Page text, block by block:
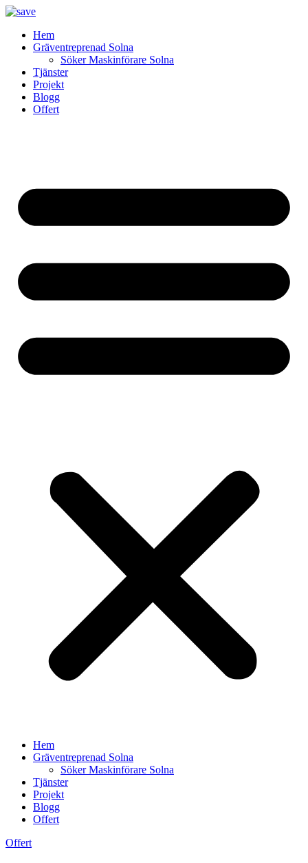
Skip
contentHem
Gräventreprenad Solna
Söker Maskinförare Solna
Tjänster
Projekt
Blogg
Offert
Hem
Gräventreprenad Solna
Söker Maskinförare Solna
Tjänster
Projekt
Blogg
Offert
Offert